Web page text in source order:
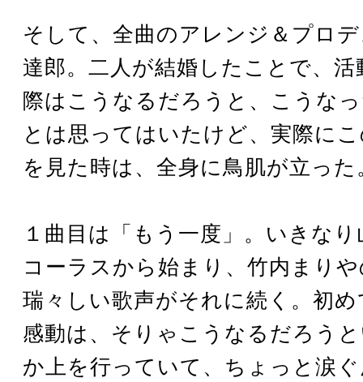
そして、全曲のアレンジ＆プロ
達郎。二人が結婚したことで、
際はこうなるだろうと、こうな
とは思ってはいたけど、実際に
を見た時は、全身に鳥肌が立った
１曲目は「もう一度」。いきな
コーラスから始まり、竹内まり
瑞々しい歌声がそれに続く。初
感動は、そりゃこうなるだろう
か上を行っていて、ちょっと涙